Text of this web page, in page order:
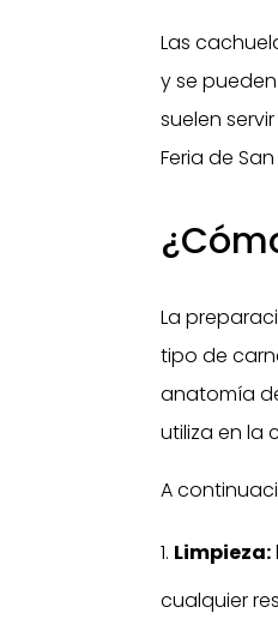
Las
y se
suelen
Feria de
La
tipo de
anatomía
utiliza en la
A
Limpieza:
cualquier